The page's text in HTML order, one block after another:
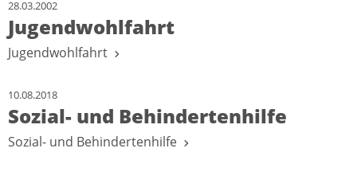
28.03.2002
Jugendwohlfahrt
Jugendwohlfahrt
10.08.2018
Sozial- und Behindertenhilfe
Sozial- und Behindertenhilfe